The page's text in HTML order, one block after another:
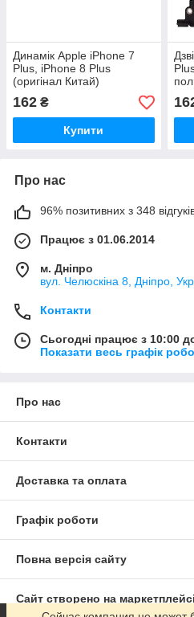
Динамік Apple iPhone 7
Plus, iPhone 8 Plus
(оригінал Китай)
162 ₴
Купити
Про нас
96% позитивних з 348
Працює з 01.06.2014
м. Дніпро
вул. Челюскіна 8, Дніпро,
Контакти
Сьогодні працює з 10:00
Показати весь графік
Про нас
Контакти
Доставка та оплата
Графік роботи
Повна версія сайту
Сайт створено на маркетплейсі